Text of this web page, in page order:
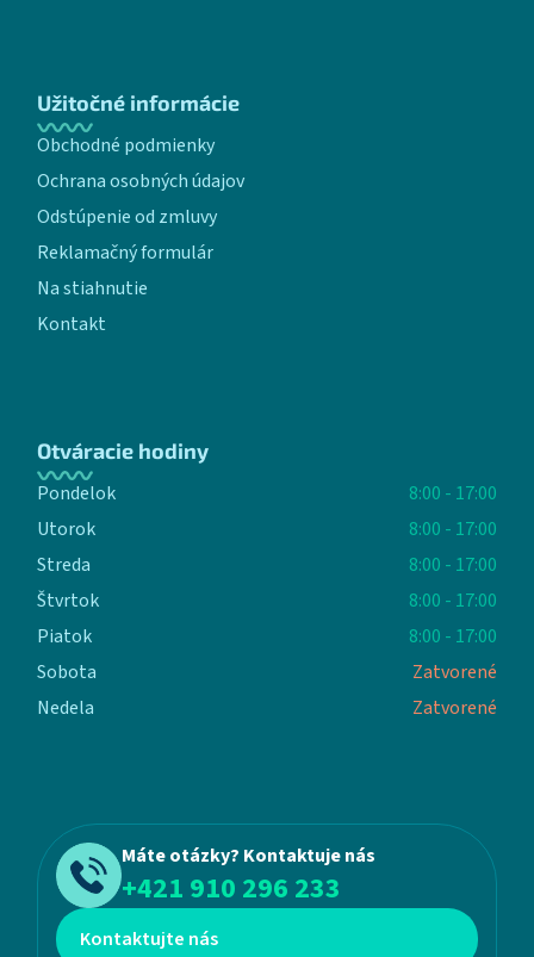
Užitočné informácie
Obchodné podmienky
Ochrana osobných údajov
Odstúpenie od zmluvy
Reklamačný formulár
Na stiahnutie
Kontakt
Otváracie hodiny
Pondelok
8:00 - 17:00
Utorok
8:00 - 17:00
Streda
8:00 - 17:00
Štvrtok
8:00 - 17:00
Piatok
8:00 - 17:00
Sobota
Zatvorené
Nedela
Zatvorené
Máte otázky? Kontaktuje nás
+421 910 296 233
Kontaktujte nás